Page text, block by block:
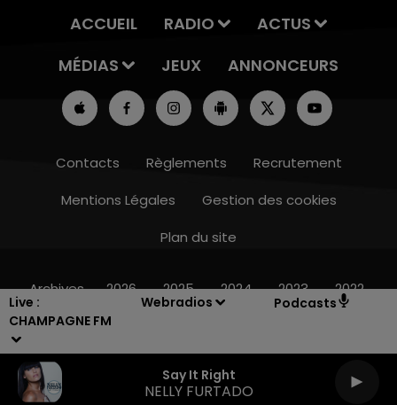
Live :
CHAMPAGNE FM
Webradios Podcasts
Say It Right
NELLY FURTADO
ACCUEIL RADIO
ACTUS
MÉDIAS
JEUX ANNONCEURS
Contacts Règlements
Recrutement
Mentions Légales
Gestion des cookies
Plan du site
Archives 2026 2025 2024 2023 2022